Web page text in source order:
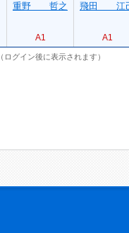
重野 哲之
A1
飛田 江
A1
グイン後に表示されます）